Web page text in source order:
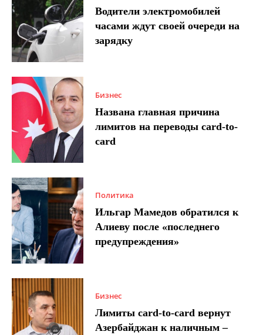
Водители электромобилей
часами ждут своей очереди на
зарядку
Бизнес
Названа главная причина
лимитов на переводы card-to-
card
Политика
Ильгар Мамедов обратился к
Алиеву после «последнего
предупреждения»
Бизнес
Лимиты card-to-card вернут
Азербайджан к наличным –